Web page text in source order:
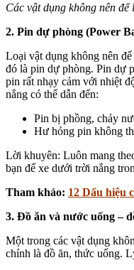
Các vật dụng không nên
2. Pin dự phòng (Power
Loại vật dụng không nên
đó là pin dự phòng. Pin dự
pin rất nhạy cảm với nhiệt
nắng có thể dẫn đến:
Pin bị phồng, chảy
Hư hỏng pin không
Lời khuyên: Luôn mang
bạn để xe dưới trời nắng
Tham khảo: 12 Dấu hiệu
3. Đồ ăn và nước uống –
Một trong các vật dụng
chính là đồ ăn, thức uống.